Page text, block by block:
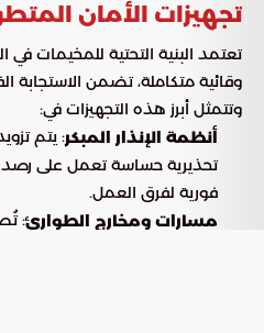
تجهيزات الأمان
تعتمد البنية التحتية للمخيمات
وقائية متكاملة، تضمن الاستجابة
وتتمثل أبرز هذه التجهيزات في:
أنظمة الإنذار المبكر: يتم
تحذيرية حساسة تعمل على رصد
فورية لفرق العمل.
مسارات ومخارج الطوارئ: